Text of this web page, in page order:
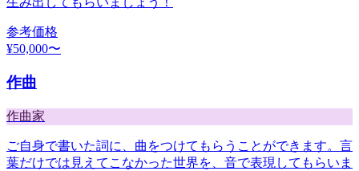
参考価格
¥50,000〜
作曲
作曲家
ご自身で書いた詞に、曲をつけてもらうことができます。言
葉だけでは見えてこなかった世界を、音で表現してもらいま